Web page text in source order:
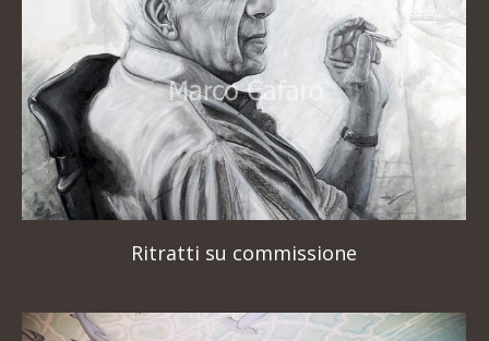
Ritratti su commissione